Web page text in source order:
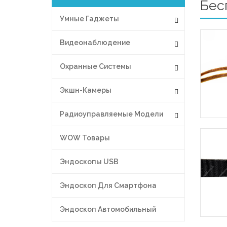
Умные Гаджеты
Видеонаблюдение
Охранные Системы
Экшн-Камеры
Радиоуправляемые Модели
WOW Товары
Эндоскопы USB
Эндоскоп Для Смартфона
Эндоскоп Автомобильный